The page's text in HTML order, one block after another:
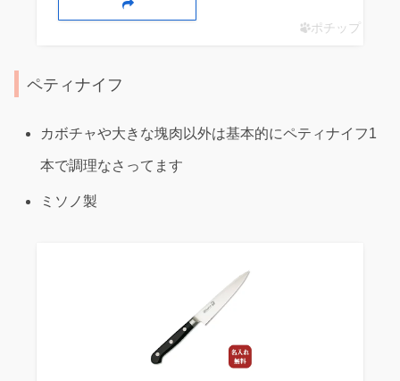
ポチップ
ペティナイフ
カボチャや大きな塊肉以外は基本的にペティナイフ1
本で調理なさってます
ミソノ製